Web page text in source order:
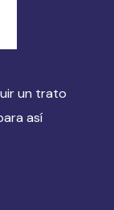
un trato
así